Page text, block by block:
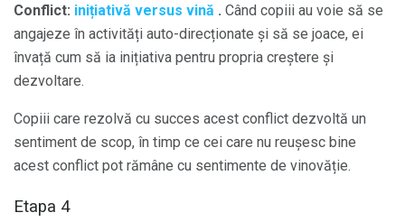
Conflict: inițiativă versus vină . Când copiii au voie să se
angajeze în activități auto-direcționate și să se joace, ei
învață cum să ia inițiativa pentru propria creștere și
dezvoltare.
Copiii care rezolvă cu succes acest conflict dezvoltă un
sentiment de scop, în timp ce cei care nu reușesc bine
acest conflict pot rămâne cu sentimente de vinovăție.
Etapa 4